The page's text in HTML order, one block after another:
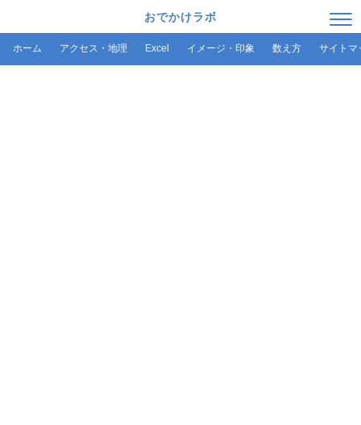
おでかけラボ
ホーム アクセス・地理 Excel イメージ・印象 数え方 サイトマ